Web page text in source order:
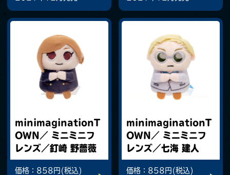
minimaginationT
OWN／ ミニミニフ
レンズ／釘崎 野薔薇
価格：858円(税込)
minimaginationT
OWN／ ミニミニフ
レンズ／七海 建人
価格：858円(税込)